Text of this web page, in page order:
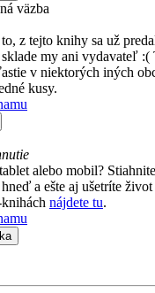
väzba
z tejto knihy sa už
sklade my ani vydavateľ :(
v niektorých iných
kusy.
alebo mobil?
a ešte aj ušetríte
nájdete tu.